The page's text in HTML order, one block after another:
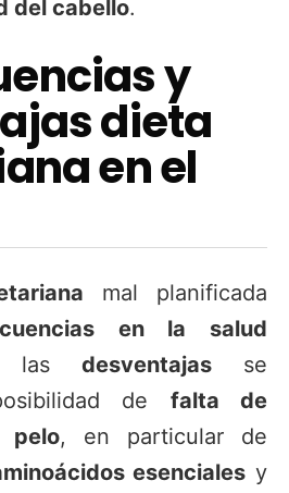
del cabello.
y
dieta
en el
mal planificada
en la salud
las desventajasse
de falta de
pelo, en particular de
esenciales y